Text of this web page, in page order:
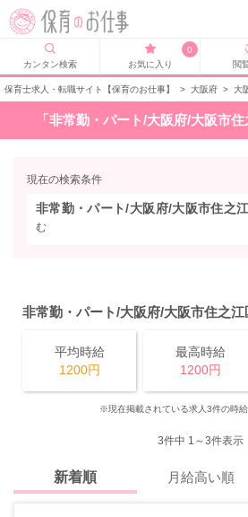
カンタン検索
0
お気に入り
閲
保育士求人・転職サイト【保育のお仕事】 > 大阪府 > 大
「非常勤・パート/大阪府/大阪市
現在の検索条件
非常勤・パート/大阪府/大阪市住之
む
非常勤・パート/大阪府/大阪市住之
平均時給
1200円
最高時給
1200円
※現在掲載されている求人3件の時給
3件中 1～3件表示
新着順 月給高い順